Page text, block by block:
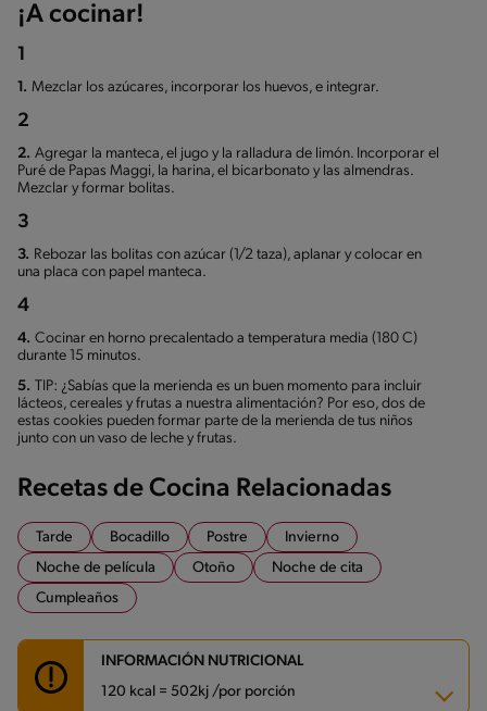
¡A cocinar!
1
1. Mezclar los azúcares, incorporar los huevos, e integrar.
2
2. Agregar la manteca, el jugo y la ralladura de limón. Incorporar el
Puré de Papas Maggi, la harina, el bicarbonato y las almendras.
Mezclar y formar bolitas.
3
3. Rebozar las bolitas con azúcar (1/2 taza), aplanar y colocar en
una placa con papel manteca.
4
4. Cocinar en horno precalentado a temperatura media (180 C)
durante 15 minutos.
5. TIP: ¿Sabías que la merienda es un buen momento para incluir
lácteos, cereales y frutas a nuestra alimentación? Por eso, dos de
estas cookies pueden formar parte de la merienda de tus niños
junto con un vaso de leche y frutas.
Recetas de Cocina Relacionadas
Tarde Bocadillo Postre
Invierno
Noche de película
Otoño
Noche de cita
Cumpleaños
INFORMACIÓN NUTRICIONAL
120 kcal = 502kj /por porción